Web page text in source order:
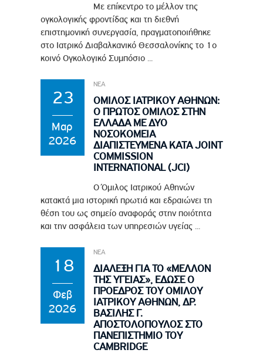
Με επίκεντρο το μέλλον της
ογκολογικής φροντίδας και τη διεθνή
επιστημονική συνεργασία, πραγματοποιήθηκε
στο Ιατρικό Διαβαλκανικό Θεσσαλονίκης το 1ο
κοινό Ογκολογικό Συμπόσιο ...
23
Μαρ
2026
ΝΕΑ
ΟΜΙΛΟΣ ΙΑΤΡΙΚΟΥ ΑΘΗΝΩΝ:
Ο ΠΡΩΤΟΣ ΟΜΙΛΟΣ ΣΤΗΝ
ΕΛΛΑΔΑ ΜΕ ΔΥΟ
ΝΟΣΟΚΟΜΕΙΑ
ΔΙΑΠΙΣΤΕΥΜΕΝΑ ΚΑΤΑ JOINT
COMMISSION
INTERNATIONAL (JCI)
Ο Όμιλος Ιατρικού Αθηνών
κατακτά μια ιστορική πρωτιά και εδραιώνει τη
θέση του ως σημείο αναφοράς στην ποιότητα
και την ασφάλεια των υπηρεσιών υγείας ...
18
Φεβ
2026
ΝΕΑ
ΔΙΑΛΕΞΗ ΓΙΑ ΤΟ «ΜΕΛΛΟΝ
ΤΗΣ ΥΓΕΙΑΣ», ΕΔΩΣΕ Ο
ΠΡΟΕΔΡΟΣ ΤΟΥ ΟΜΙΛΟΥ
ΙΑΤΡΙΚΟΥ ΑΘΗΝΩΝ, ΔΡ.
ΒΑΣΙΛΗΣ Γ.
ΑΠΟΣΤΟΛΟΠΟΥΛΟΣ ΣΤΟ
ΠΑΝΕΠΙΣΤΗΜΙΟ ΤΟΥ
CAMBRIDGE